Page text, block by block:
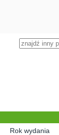
Rok wydania